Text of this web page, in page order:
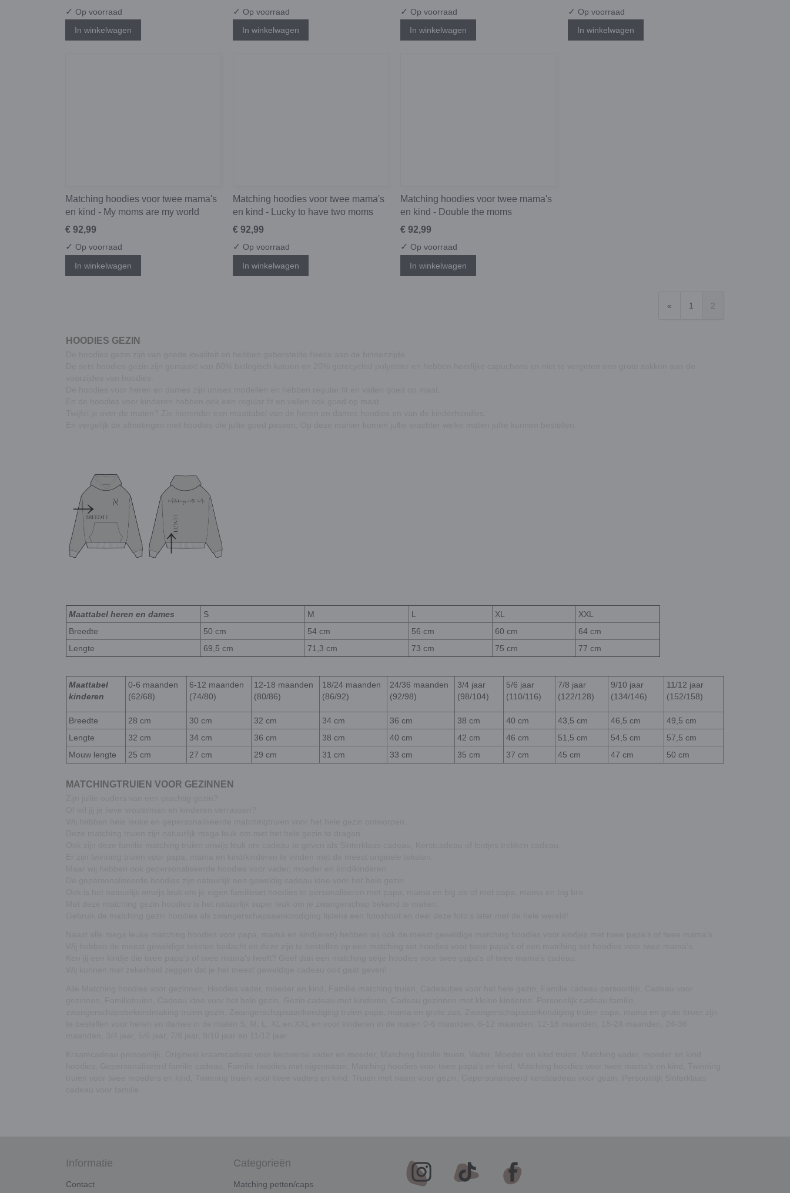
✓ Op voorraad
In winkelwagen
✓ Op voorraad
In winkelwagen
✓ Op voorraad
In winkelwagen
✓ Op voorraad
In winkelwagen
Matching hoodies voor twee mama's
en kind - My moms are my world
€ 92,99
✓ Op voorraad
In winkelwagen
Matching hoodies voor twee mama's
en kind - Lucky to have two moms
€ 92,99
✓ Op voorraad
In winkelwagen
Matching hoodies voor twee mama's
en kind - Double the moms
€ 92,99
✓ Op voorraad
In winkelwagen
« 1 2
HOODIES GEZIN
Maattabel heren en dames S M L XL
XXL
Breedte
50 cm 54 cm 56 cm 60 cm
64 cm
Lengte
69,5 cm 71,3 cm 73 cm 75 cm 77 cm
Maattabel
kinderen
0-6 maanden
(62/68)
6-12 maanden
(74/80)
12-18 maanden
(80/86)
18/24 maanden
(86/92)
24/36 maanden
(92/98)
3/4 jaar
(98/104)
5/6 jaar
(110/116)
7/8 jaar
(122/128)
9/10 jaar
(134/146)
11/12 jaar
(152/158)
Breedte 28 cm 30 cm 32 cm 34 cm 36 cm 38 cm 40 cm 43,5 cm 46,5 cm
49,5 cm
Lengte
32 cm 34 cm 36 cm 38 cm 40 cm 42 cm 46 cm 51,5 cm 54,5 cm
57,5 cm
Mouw lengte
25 cm 27 cm 29 cm 31 cm 33 cm 35 cm 37 cm 45 cm 47 cm 50 cm
MATCHINGTRUIEN VOOR GEZINNEN
Informatie
Contact
Categorieën
Matching petten/caps